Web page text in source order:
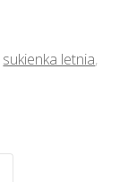
sukienka letnia,